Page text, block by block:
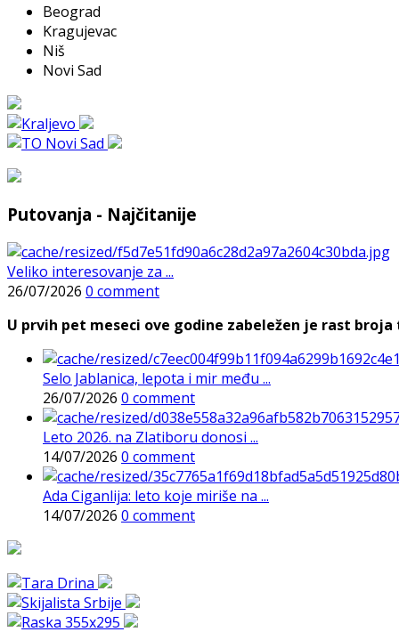
Beograd
Kragujevac
Niš
Novi Sad
Putovanja - Najčitanije
Veliko interesovanje za ...
26/07/2026 0 comment
U prvih pet meseci ove godine zabeležen je rast
Selo Jablanica, lepota i mir među ...
26/07/2026 0 comment
Leto 2026. na Zlatiboru donosi ...
14/07/2026 0 comment
Ada Ciganlija: leto koje miriše na ...
14/07/2026 0 comment